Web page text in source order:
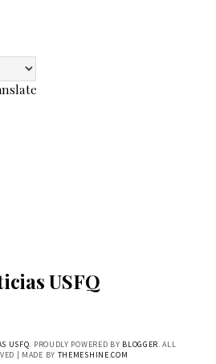
USFQ
USFQ. PROUDLY POWERED BY BLOGGER. ALL
| MADE BY THEMESHINE.COM